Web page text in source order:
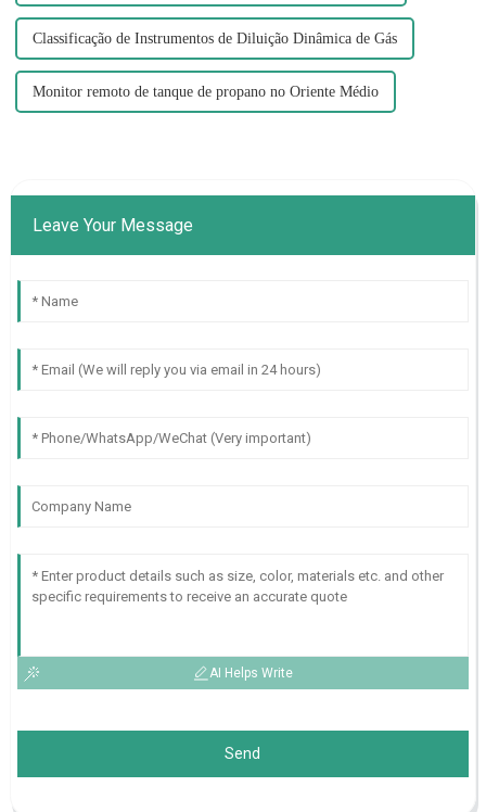
Classificação de Instrumentos de Diluição Dinâmica de Gás
Monitor remoto de tanque de propano no Oriente Médio
Leave Your Message
AI Helps Write
Send